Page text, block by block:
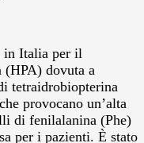
in Italia per il
(HPA) dovuta a
tetraidrobiopterina
provocano un’alta
di fenilalanina (Phe)
per i pazienti. È stato